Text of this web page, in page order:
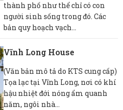
thành phố như thể chỉ có con
người sinh sống trong đó. Các
bản quy hoạch vạch...
Vĩnh Long House
(Văn bản mô tả do KTS cung cấp)
Tọa lạc tại Vĩnh Long, nơi có khí
hậu nhiệt đới nóng ẩm quanh
năm, ngôi nhà...